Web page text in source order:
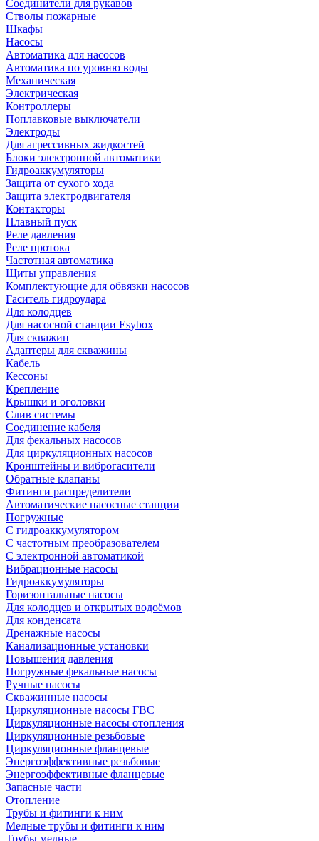
Соединители для рукавов
Стволы пожарные
Шкафы
Насосы
Автоматика для насосов
Автоматика по уровню воды
Механическая
Электрическая
Контроллеры
Поплавковые выключатели
Электроды
Для агрессивных жидкостей
Блоки электронной автоматики
Гидроаккумуляторы
Защита от сухого хода
Защита электродвигателя
Контакторы
Плавный пуск
Реле давления
Реле протока
Частотная автоматика
Щиты управления
Комплектующие для обвязки насосов
Гаситель гидроудара
Для колодцев
Для насосной станции Esybox
Для скважин
Адаптеры для скважины
Кабель
Кессоны
Крепление
Крышки и оголовки
Слив системы
Соединение кабеля
Для фекальных насосов
Для циркуляционных насосов
Кронштейны и виброгасители
Обратные клапаны
Фитинги распределители
Автоматические насосные станции
Погружные
С гидроаккумулятором
С частотным преобразователем
С электронной автоматикой
Вибрационные насосы
Гидроаккумуляторы
Горизонтальные насосы
Для колодцев и открытых водоёмов
Для конденсата
Дренажные насосы
Канализационные установки
Повышения давления
Погружные фекальные насосы
Ручные насосы
Скважинные насосы
Циркуляционные насосы ГВС
Циркуляционные насосы отопления
Циркуляционные резьбовые
Циркуляционные фланцевые
Энергоэффективные резьбовые
Энергоэффективные фланцевые
Запасные части
Отопление
Трубы и фитинги к ним
Медные трубы и фитинги к ним
Трубы медные